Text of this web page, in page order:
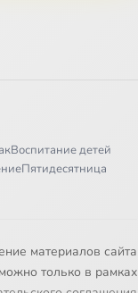
Воспитание детей
Пятидесятница
материалов сайта
только в рамках